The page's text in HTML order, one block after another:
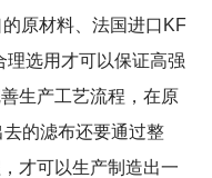
原材料、法国进口KF
选用才可以保证高强
生产工艺流程，在原
的滤布还要通过整
才可以生产制造出一